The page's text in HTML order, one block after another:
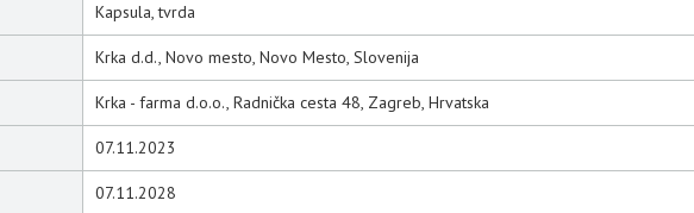
Kapsula, tvrda
Krka d.d., Novo mesto, Novo Mesto, Slovenija
Krka - farma d.o.o., Radnička cesta 48, Zagreb, Hrvatska
07.11.2023
07.11.2028